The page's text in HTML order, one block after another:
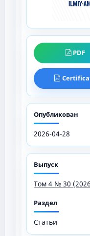
PDF
Опубликован
2026-04-28
Выпуск
Том 4 № 30
Раздел
Статьи